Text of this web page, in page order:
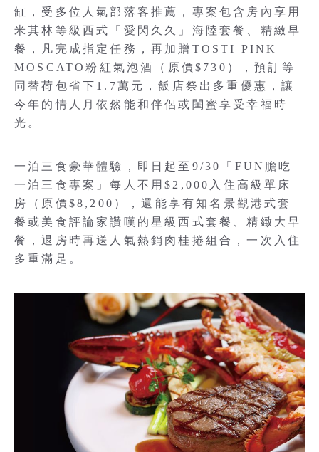
缸，受多位人氣部落客推薦，專案包含房內享用
米其林等級西式「愛閃久久」海陸套餐、精緻早
餐，凡完成指定任務，再加贈TOSTI PINK
MOSCATO粉紅氣泡酒（原價$730），預訂等
同替荷包省下1.7萬元，飯店祭出多重優惠，讓
今年的情人月依然能和伴侶或閨蜜享受幸福時
光。
一泊三食豪華體驗，即日起至9/30「FUN膽吃
一泊三食專案」每人不用$2,000入住高級單床
房（原價$8,200），還能享有知名景觀港式套
餐或美食評論家讚嘆的星級西式套餐、精緻大早
餐，退房時再送人氣熱銷肉桂捲組合，一次入住
多重滿足。